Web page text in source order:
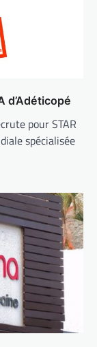
d’Adéticopé
pour STAR
spécialisée